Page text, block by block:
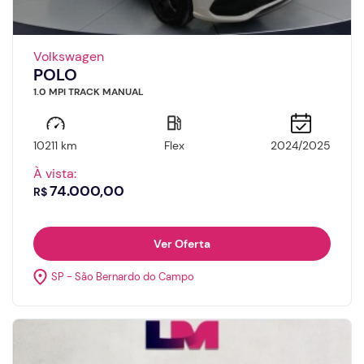
Volkswagen
POLO
1.0 MPI TRACK MANUAL
10211 km Flex 2024/2025
À vista:
R$74.000,00
Ver Oferta
SP - São Bernardo do Campo